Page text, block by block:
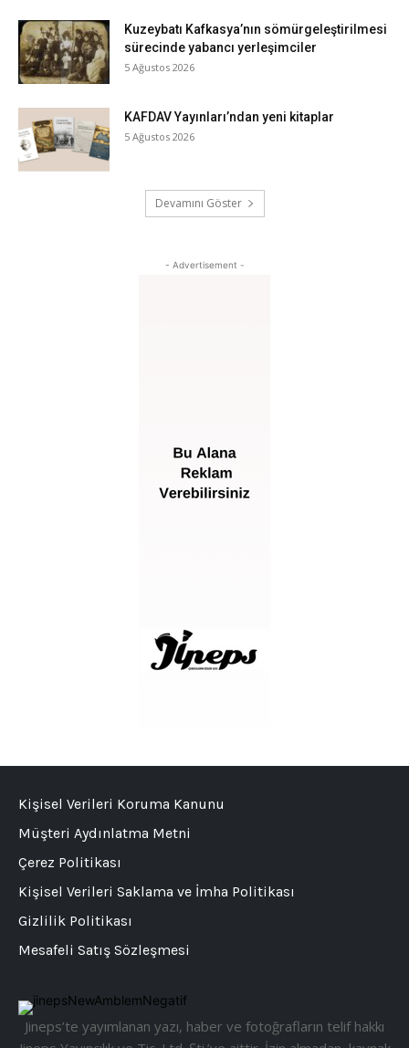
Kuzeybatı Kafkasya’nın sömürgeleştirilmesi
sürecinde yabancı yerleşimciler
5 Ağustos 2026
KAFDAV Yayınları’ndan yeni kitaplar
5 Ağustos 2026
Devamını Göster
- Advertisement -
Jineps’te yayımlanan yazı, haber ve fotoğrafların telif hakkı
Kişisel Verileri Koruma Kanunu
Müşteri Aydınlatma Metni
Çerez Politikası
Kişisel Verileri Saklama ve İmha Politikası
Gizlilik Politikası
Mesafeli Satış Sözleşmesi